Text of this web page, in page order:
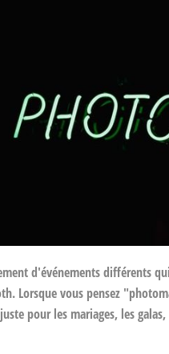
d'événements différents
Lorsque vous pensez
pour les mariages, les